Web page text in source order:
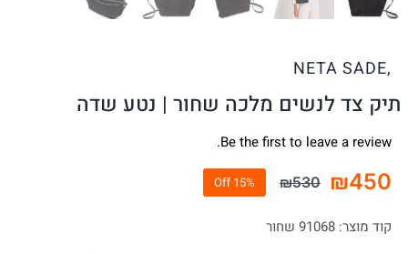
,
NETA SADE
תיק צד לנשים מלכה שחור | נטע שדה
Be the first to leave a review.
₪530 המחיר
המקורי
היה:
₪450
המחיר
הנוכחי
הוא:
15% Off
קוד מוצר: 91068 שחור